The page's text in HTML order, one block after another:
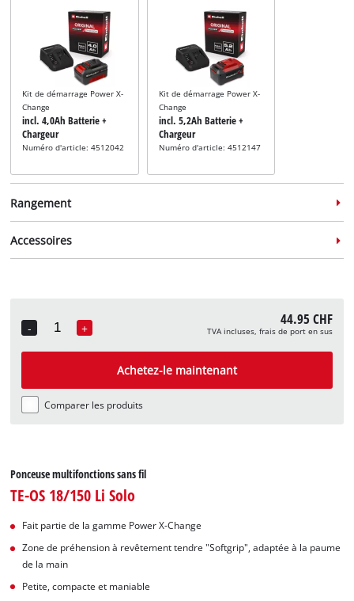
Kit de démarrage Power X-
Change
incl. 4,0Ah Batterie +
Chargeur
Numéro d'article: 4512042
Kit de démarrage Power X-
Change
incl. 5,2Ah Batterie +
Chargeur
Numéro d'article: 4512147
Rangement
incl. E-Case M
Numéro d'article: 4540021 Numéro d'article: 4540014
Accessoires
incl. jeu de 15 feuilles de
papier abrasif
Numéro d'article:
49496174
-
Quantity
+ 44.95 CHF
TVA incluses, frais de port en sus
Achetez-le maintenant
Comparer les produits
Ponceuse multifonctions sans fil
TE-OS 18/150 Li Solo
Fait partie de la gamme Power X-Change
Zone de préhension à revêtement tendre "Softgrip", adaptée à la paume
de la main
Petite, compacte et maniable